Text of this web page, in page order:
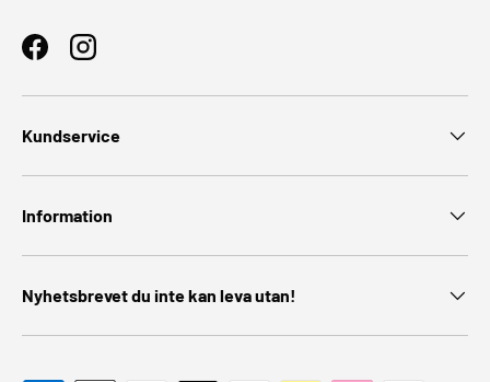
FacebookInstagram
Kundservice
Information
Nyhetsbrevet du inte kan leva utan!